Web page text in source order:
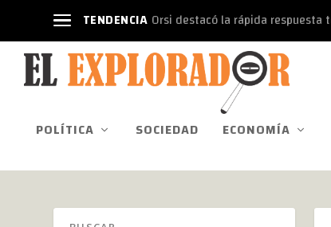
TENDENCIA Orsi destacó la rápida respuesta
POLÍTICA SOCIEDAD ECONOMÍA